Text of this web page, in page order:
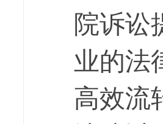
院诉讼
业的法
高效流